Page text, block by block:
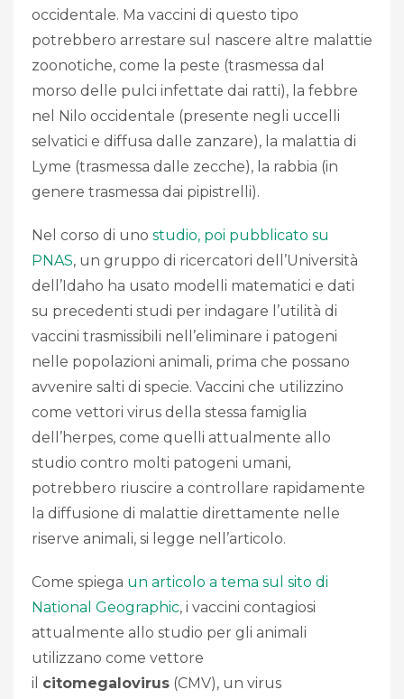
occidentale. Ma vaccini di questo tipo
potrebbero arrestare sul nascere altre malattie
zoonotiche, come la peste (trasmessa dal
morso delle pulci infettate dai ratti), la febbre
nel Nilo occidentale (presente negli uccelli
selvatici e diffusa dalle zanzare), la malattia di
Lyme (trasmessa dalle zecche), la rabbia (in
genere trasmessa dai pipistrelli).
Nel corso di uno studio, poi pubblicato su
PNAS, un gruppo di ricercatori dell’Università
dell’Idaho ha usato modelli matematici e dati
su precedenti studi per indagare l’utilità di
vaccini trasmissibili nell’eliminare i patogeni
nelle popolazioni animali, prima che possano
avvenire salti di specie. Vaccini che utilizzino
come vettori virus della stessa famiglia
dell’herpes, come quelli attualmente allo
studio contro molti patogeni umani,
potrebbero riuscire a controllare rapidamente
la diffusione di malattie direttamente nelle
riserve animali, si legge nell’articolo.
Come spiega un articolo a tema sul sito di
National Geographic, i vaccini contagiosi
attualmente allo studio per gli animali
utilizzano come vettore
il citomegalovirus (CMV), un virus